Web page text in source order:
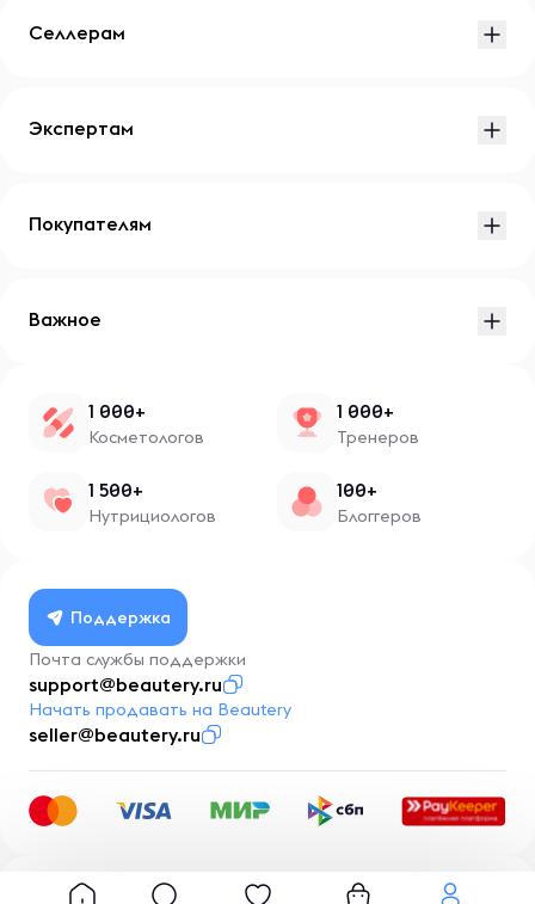
Селлерам
Экспертам
Покупателям
Важное
1 000+
Косметологов
1 000+
Тренеров
1 500+
Нутрициологов
100+
Блоггеров
Поддержка
Почта службы поддержки
support@beautery.ru
Начать продавать на Beautery
seller@beautery.ru
Разработка BusinessMentor.ru